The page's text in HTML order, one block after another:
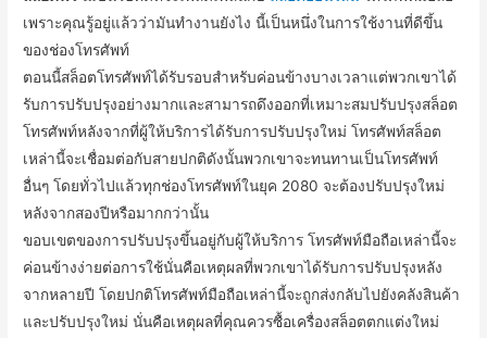
เพราะคุณรู้อยู่แล้วว่ามันทำงานยังไง นี้เป็นหนึ่งในการใช้งานที่ดีขึ้น
ของช่องโทรศัพท์
ตอนนี้สล็อตโทรศัพท์ได้รับรอบสำหรับค่อนข้างบางเวลาแต่พวกเขาได้
รับการปรับปรุงอย่างมากและสามารถดึงออกที่เหมาะสมปรับปรุงสล็อต
โทรศัพท์หลังจากที่ผู้ให้บริการได้รับการปรับปรุงใหม่ โทรศัพท์สล็อต
เหล่านี้จะเชื่อมต่อกับสายปกติดังนั้นพวกเขาจะทนทานเป็นโทรศัพท์
อื่นๆ โดยทั่วไปแล้วทุกช่องโทรศัพท์ในยุค 2080 จะต้องปรับปรุงใหม่
หลังจากสองปีหรือมากกว่านั้น
ขอบเขตของการปรับปรุงขึ้นอยู่กับผู้ให้บริการ โทรศัพท์มือถือเหล่านี้จะ
ค่อนข้างง่ายต่อการใช้นั่นคือเหตุผลที่พวกเขาได้รับการปรับปรุงหลัง
จากหลายปี โดยปกติโทรศัพท์มือถือเหล่านี้จะถูกส่งกลับไปยังคลังสินค้า
และปรับปรุงใหม่ นั่นคือเหตุผลที่คุณควรซื้อเครื่องสล็อตตกแต่งใหม่